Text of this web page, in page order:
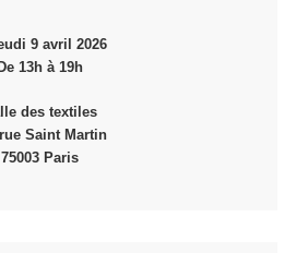
9 avril 2026
De 13h à 19h
des textiles
Saint Martin
75003 Paris